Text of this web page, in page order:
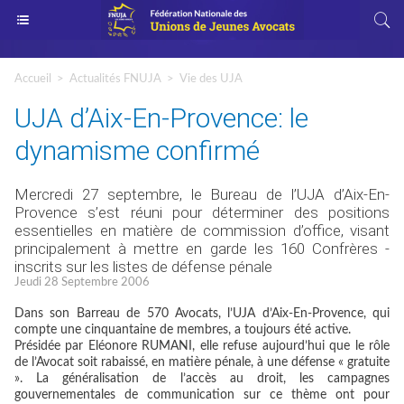
Accueil > Actualités FNUJA > Vie des UJA
UJA d’Aix-En-Provence: le
dynamisme confirmé
Mercredi 27 septembre, le Bureau de l’UJA d’Aix-En-
Provence s’est réuni pour déterminer des positions
essentielles en matière de commission d’office, visant
principalement à mettre en garde les 160 Confrères -
inscrits sur les listes de défense pénale
Jeudi 28 Septembre 2006
Dans son Barreau de 570 Avocats, l’UJA d’Aix-En-Provence, qui
compte une cinquantaine de membres, a toujours été active.
Présidée par Eléonore RUMANI, elle refuse aujourd’hui que le rôle
de l’Avocat soit rabaissé, en matière pénale, à une défense « gratuite
». La généralisation de l’accès au droit, les campagnes
gouvernementales de communication sur ce thème ont pour